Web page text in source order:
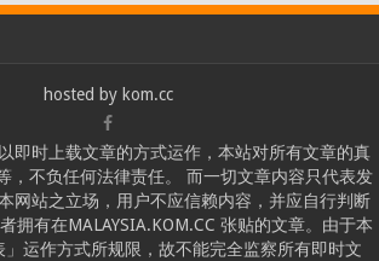
hosted by kom.cc
即时上载文章的方式运作，本站对所有文章的真
，不负任何法律责任。 而一切文章内容只代表发
网站之立场，用户不应信赖内容，并应自行判断
拥有在MALAYSIA.KOM.CC 张贴的文章。由于本
运作方式所规限，故不能完全监察所有即时文